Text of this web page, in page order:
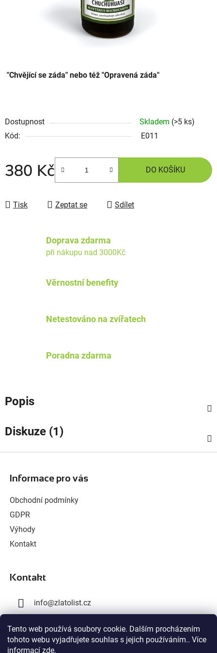
Tento web používá soubory cookie. Dalším procházením
tohoto webu vyjadřujete souhlas s jejich používáním.. Více
informací zde.
"Chvějící se záda" nebo též "Opravená záda"
Dostupnost Skladem (>5 ks)
Kód:
E011
380 Kč DO KOŠÍKU
Tisk Zeptat se Sdílet
Doprava zdarma
při nákupu nad 3000Kč
Věrnostní benefity
Netestováno na zvířatech
Poradna zdarma
Popis
Diskuze (1)
Informace pro vás
Obchodní podmínky
GDPR
Výhody
Kontakt
Kontakt
info@zlatolist.cz
+420 777 300 576
+420 603 358 028